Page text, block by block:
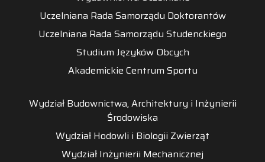
Uczelniana Rada Samorządu Doktorantów
Uczelniana Rada Samorządu Studenckiego
Studium Języków Obcych
Akademickie Centrum Sportu
Wydział Budownictwa, Architektury i Inżynierii
Środowiska
Wydział Hodowli i Biologii Zwierząt
Wydział Inżynierii Mechanicznej